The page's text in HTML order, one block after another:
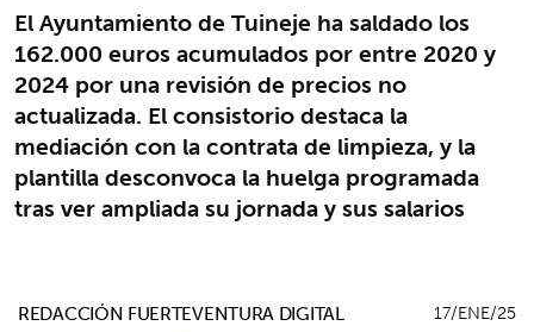
El Ayuntamiento de Tuineje ha saldado los
162.000 euros acumulados por entre 2020 y
2024 por una revisión de precios no
actualizada. El consistorio destaca la
mediación con la contrata de limpieza, y la
plantilla desconvoca la huelga programada
tras ver ampliada su jornada y sus salarios
REDACCIÓN FUERTEVENTURA DIGITAL 17/ENE/25